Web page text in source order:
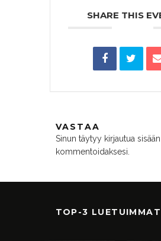
SHARE THIS
VASTAA
Sinun täytyy kirjautua sisään
kommentoidaksesi.
TOP-3